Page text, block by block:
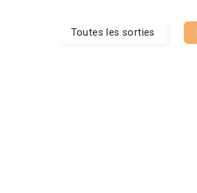
Toutes les sorties